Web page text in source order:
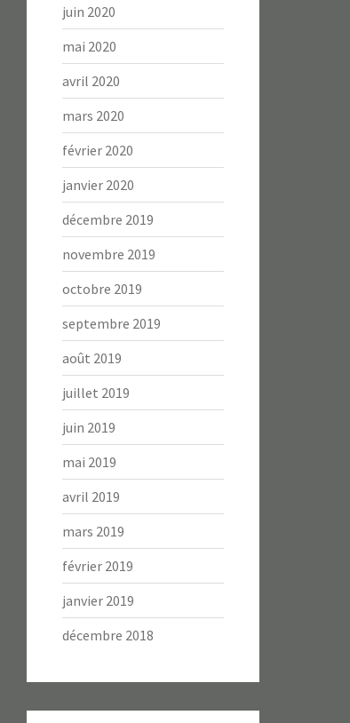
juin 2020
mai 2020
avril 2020
mars 2020
février 2020
janvier 2020
décembre 2019
novembre 2019
octobre 2019
septembre 2019
août 2019
juillet 2019
juin 2019
mai 2019
avril 2019
mars 2019
février 2019
janvier 2019
décembre 2018